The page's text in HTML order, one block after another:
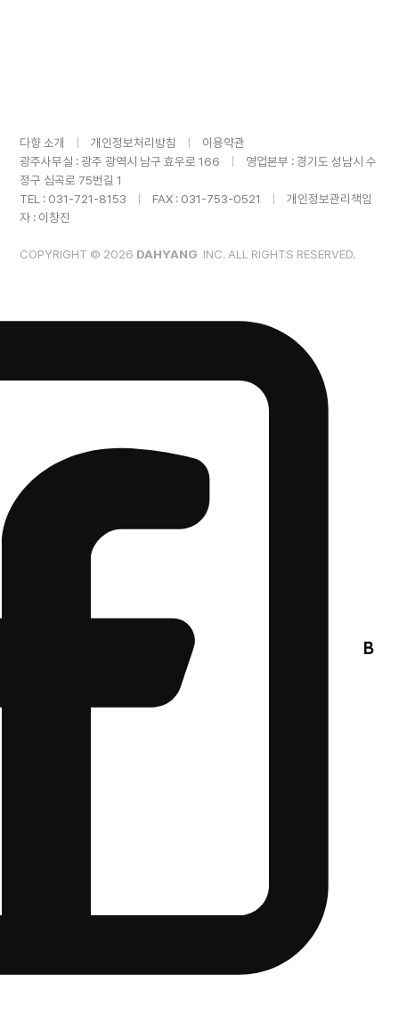
다향 소개 | ㅤ개인정보처리방침 |
이용약관
광주사무실 : 광주 광역시 남구 효우로 166ㅤ
|
ㅤ영업본부 : 경기도 성남시 수
정구 심곡로 75번길 1
TEL : 031-721-8153ㅤ
| ㅤFAX : 031-753-0521ㅤ |
ㅤ개인정보관리책임
자 : 이창진
COPYRIGHT © 2026 DAHYANG INC. ALL RIGHTS RESERVED.